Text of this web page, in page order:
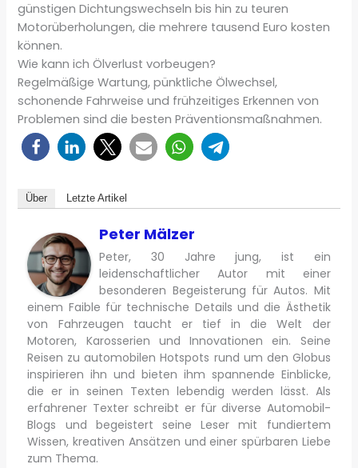
günstigen Dichtungswechseln bis hin zu teuren
Motorüberholungen, die mehrere tausend Euro kosten
können.
Wie kann ich Ölverlust vorbeugen?
Regelmäßige Wartung, pünktliche Ölwechsel,
schonende Fahrweise und frühzeitiges Erkennen von
Problemen sind die besten Präventionsmaßnahmen.
Über Letzte Artikel
Peter Mälzer
Peter, 30 Jahre jung, ist ein
leidenschaftlicher Autor mit einer
besonderen Begeisterung für Autos. Mit
einem Faible für technische Details und die Ästhetik
von Fahrzeugen taucht er tief in die Welt der
Motoren, Karosserien und Innovationen ein. Seine
Reisen zu automobilen Hotspots rund um den Globus
inspirieren ihn und bieten ihm spannende Einblicke,
die er in seinen Texten lebendig werden lässt. Als
erfahrener Texter schreibt er für diverse Automobil-
Blogs und begeistert seine Leser mit fundiertem
Wissen, kreativen Ansätzen und einer spürbaren Liebe
zum Thema.